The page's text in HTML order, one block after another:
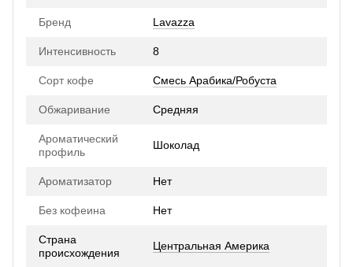
Бренд Lavazza
Интенсивность 8
Сорт кофе Смесь Арабика/Робуста
Обжаривание Средняя
Ароматический
профиль
Шоколад
Ароматизатор Нет
Без кофеина Нет
Страна
происхождения
Центральная Америка